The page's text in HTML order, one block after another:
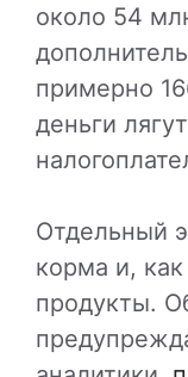
около 54
примерно
деньги
Отдельный
корма и,
продукты.